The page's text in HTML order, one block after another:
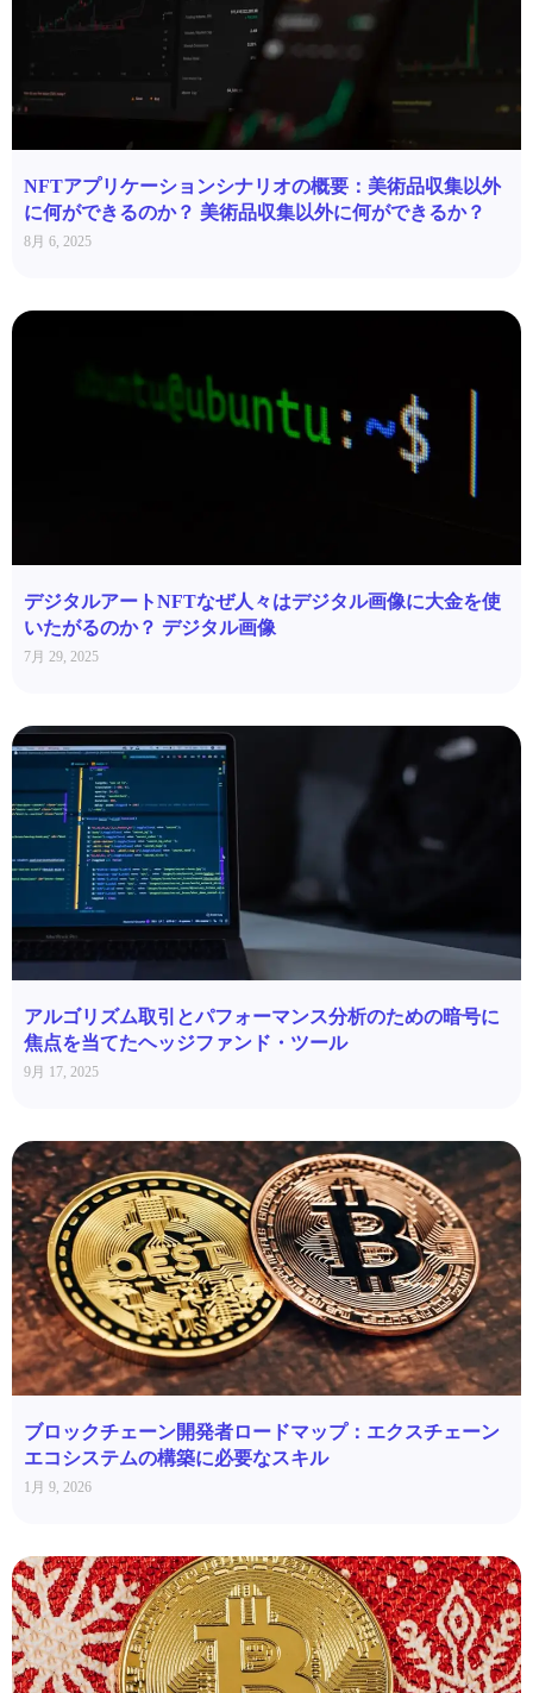
NFTアプリケーションシナリオの概要：美術品収集以外
に何ができるのか？ 美術品収集以外に何ができるか？
8月 6, 2025
デジタルアートNFTなぜ人々はデジタル画像に大金を使
いたがるのか？ デジタル画像
7月 29, 2025
アルゴリズム取引とパフォーマンス分析のための暗号に
焦点を当てたヘッジファンド・ツール
9月 17, 2025
ブロックチェーン開発者ロードマップ：エクスチェーン
エコシステムの構築に必要なスキル
1月 9, 2026